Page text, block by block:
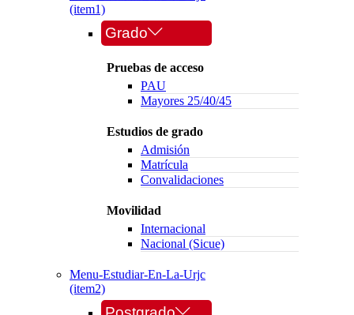
(item1)
Grado
Pruebas de acceso
PAU
Mayores 25/40/45
Estudios de grado
Admisión
Matrícula
Convalidaciones
Movilidad
Internacional
Nacional (Sicue)
Menu-Estudiar-En-La-Urjc
(item2)